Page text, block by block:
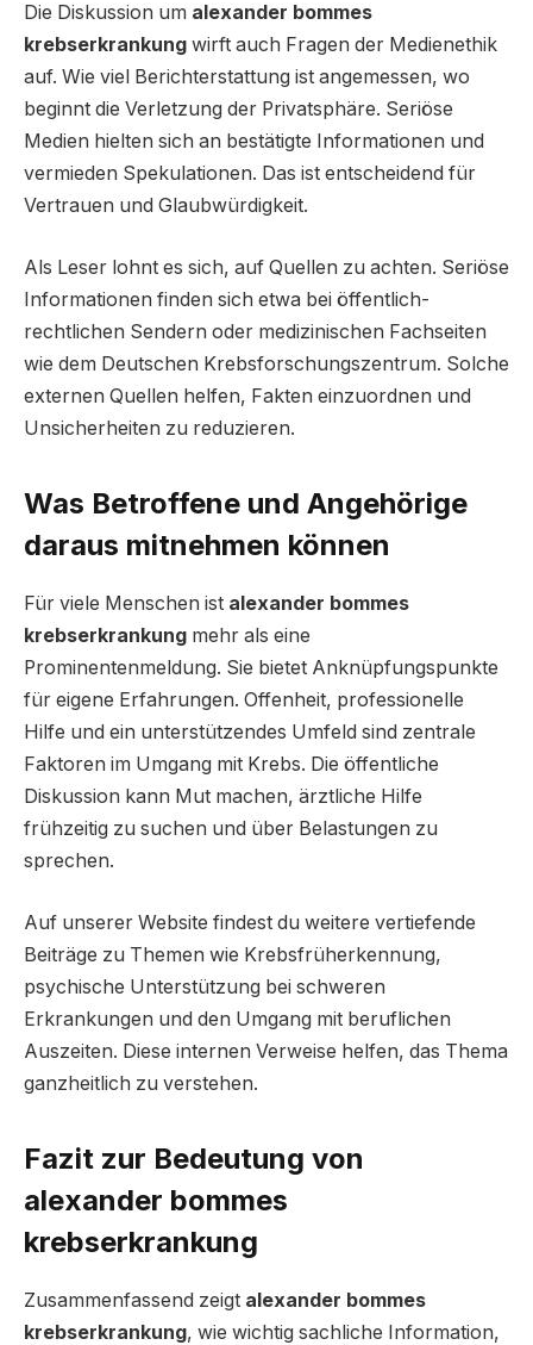
Die Diskussion um alexander bommes
krebserkrankung wirft auch Fragen der Medienethik
auf. Wie viel Berichterstattung ist angemessen, wo
beginnt die Verletzung der Privatsphäre. Seriöse
Medien hielten sich an bestätigte Informationen und
vermieden Spekulationen. Das ist entscheidend für
Vertrauen und Glaubwürdigkeit.
Als Leser lohnt es sich, auf Quellen zu achten. Seriöse
Informationen finden sich etwa bei öffentlich-
rechtlichen Sendern oder medizinischen Fachseiten
wie dem Deutschen Krebsforschungszentrum. Solche
externen Quellen helfen, Fakten einzuordnen und
Unsicherheiten zu reduzieren.
Was Betroffene und Angehörige
daraus mitnehmen können
Für viele Menschen ist alexander bommes
krebserkrankung mehr als eine
Prominentenmeldung. Sie bietet Anknüpfungspunkte
für eigene Erfahrungen. Offenheit, professionelle
Hilfe und ein unterstützendes Umfeld sind zentrale
Faktoren im Umgang mit Krebs. Die öffentliche
Diskussion kann Mut machen, ärztliche Hilfe
frühzeitig zu suchen und über Belastungen zu
sprechen.
Auf unserer Website findest du weitere vertiefende
Beiträge zu Themen wie Krebsfrüherkennung,
psychische Unterstützung bei schweren
Erkrankungen und den Umgang mit beruflichen
Auszeiten. Diese internen Verweise helfen, das Thema
ganzheitlich zu verstehen.
Fazit zur Bedeutung von
alexander bommes
krebserkrankung
Zusammenfassend zeigt alexander bommes
krebserkrankung, wie wichtig sachliche Information,